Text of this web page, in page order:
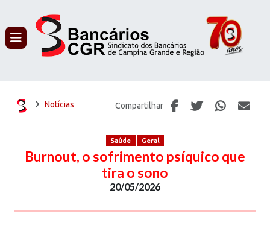
Notícias Compartilhar
Saúde Geral
Burnout, o sofrimento psíquico que
tira o sono
20/05/2026